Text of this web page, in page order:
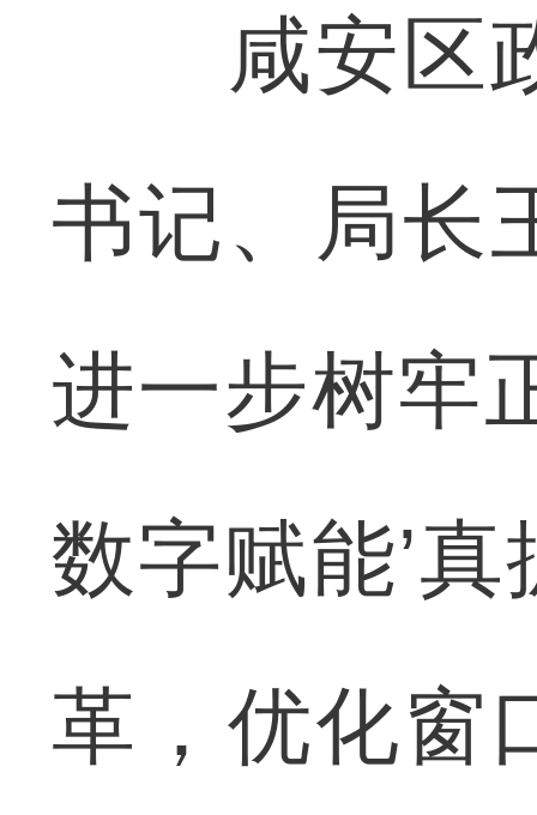
咸安区政
书记、局长
进一步树牢
数字赋能’
革，优化窗